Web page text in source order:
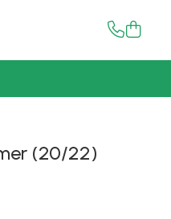
(20/22)